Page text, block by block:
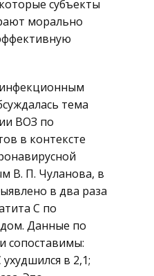
субъекты
морально
инфекционным
тема
ВОЗ по
в контексте
В. П. Чуланова, в
в два раза
С по
Данные по
сопоставимы:
в 2,1;